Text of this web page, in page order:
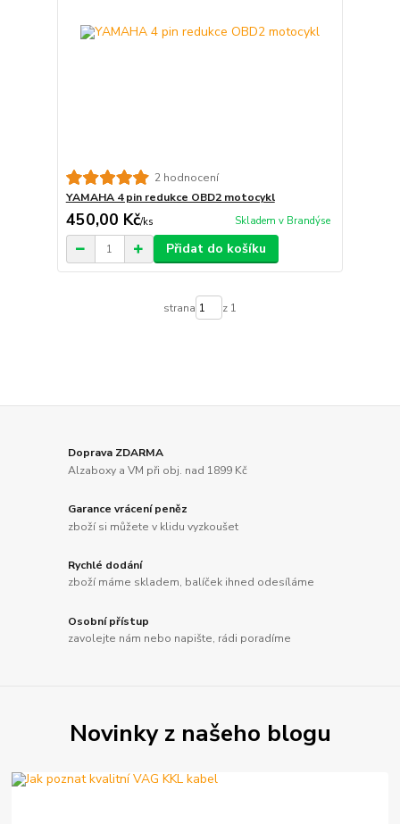
2 hodnocení
YAMAHA 4 pin redukce OBD2 motocykl
450,00 Kč/ks Skladem v Brandýse
Přidat do košíku
strana z 1
Doprava ZDARMA
Alzaboxy a VM při obj. nad 1899 Kč
Garance vrácení peněz
zboží si můžete v klidu vyzkoušet
Rychlé dodání
zboží máme skladem, balíček ihned odesíláme
Osobní přístup
zavolejte nám nebo napište, rádi poradíme
Novinky z našeho blogu